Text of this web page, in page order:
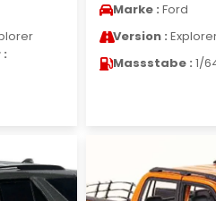
Marke : Ford
Version :
Massstabe : 1/